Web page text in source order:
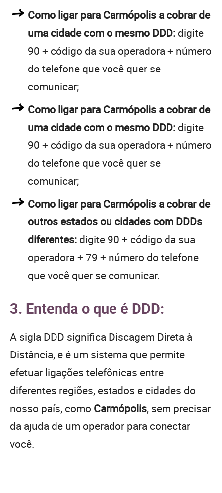
Como ligar para Carmópolis a cobrar de
uma cidade com o mesmo DDD: digite
90 + código da sua operadora + número
do telefone que você quer se
comunicar;
Como ligar para Carmópolis a cobrar de
uma cidade com o mesmo DDD: digite
90 + código da sua operadora + número
do telefone que você quer se
comunicar;
Como ligar para Carmópolis a cobrar de
outros estados ou cidades com DDDs
diferentes: digite 90 + código da sua
operadora + 79 + número do telefone
que você quer se comunicar.
3. Entenda o que é DDD:
A sigla DDD significa Discagem Direta à
Distância, e é um sistema que permite
efetuar ligações telefônicas entre
diferentes regiões, estados e cidades do
nosso país, como Carmópolis, sem precisar
da ajuda de um operador para conectar
você.